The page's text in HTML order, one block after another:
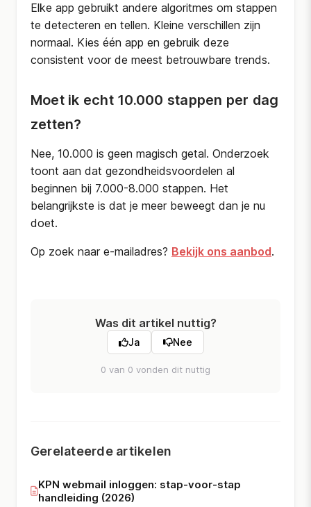
Elke app gebruikt andere algoritmes om stappen
te detecteren en tellen. Kleine verschillen zijn
normaal. Kies één app en gebruik deze
consistent voor de meest betrouwbare trends.
Moet ik echt 10.000 stappen per dag
zetten?
Nee, 10.000 is geen magisch getal. Onderzoek
toont aan dat gezondheidsvoordelen al
beginnen bij 7.000-8.000 stappen. Het
belangrijkste is dat je meer beweegt dan je nu
doet.
Op zoek naar e-mailadres? Bekijk ons aanbod.
Was dit artikel nuttig?
Ja Nee
0 van 0 vonden dit nuttig
Gerelateerde artikelen
KPN webmail inloggen: stap-voor-stap
handleiding (2026)